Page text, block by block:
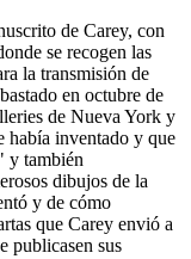
de Carey, con
se recogen las
la transmisión de
en octubre de
de Nueva York y
había inventado y que
y también
dibujos de la
y de cómo
que Carey envió a
publicasen sus